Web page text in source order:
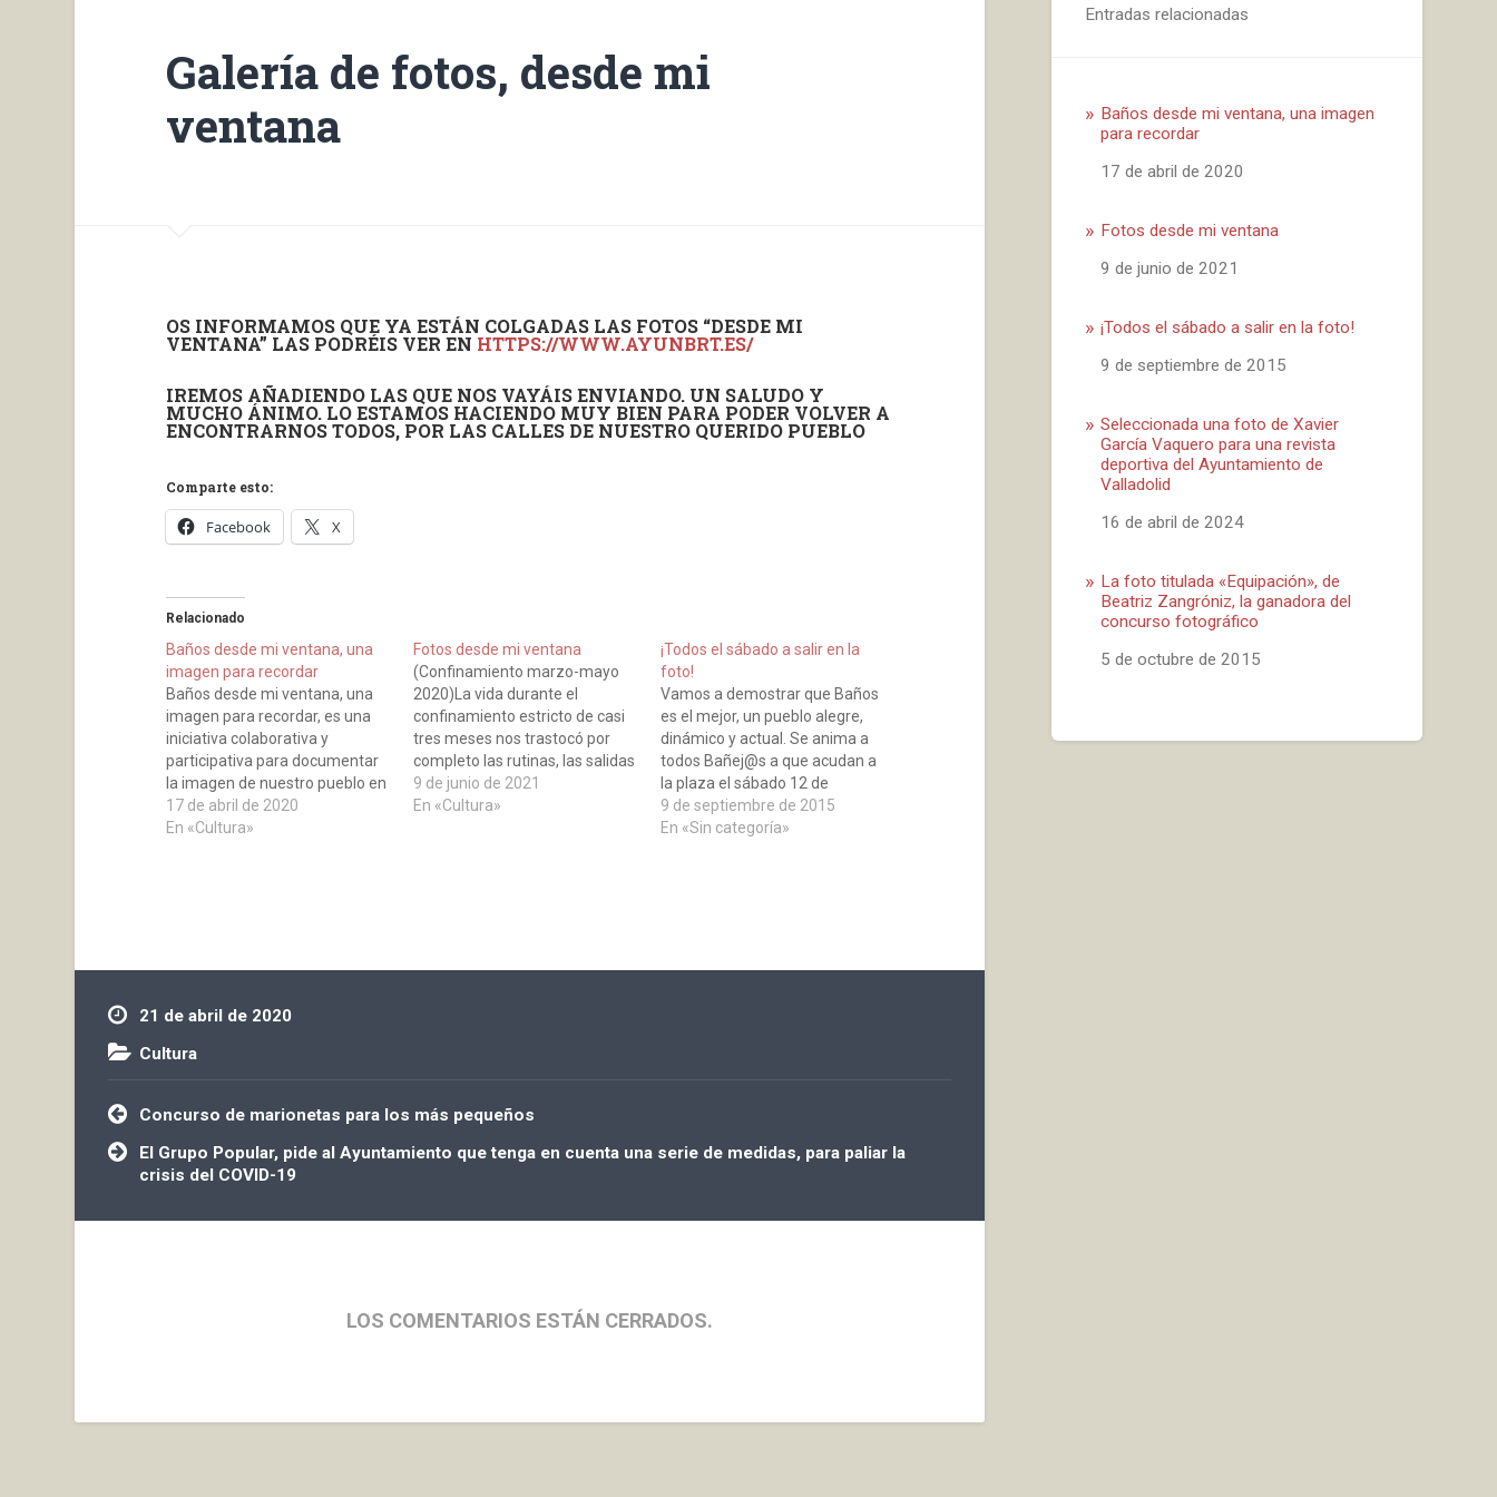
Galería de fotos, desde mi
ventana
OS INFORMAMOS QUE YA ESTÁN COLGADAS LAS FOTOS “DESDE MI
VENTANA” LAS PODRÉIS VER EN HTTPS://WWW.AYUNBRT.ES/
IREMOS AÑADIENDO LAS QUE NOS VAYÁIS ENVIANDO. UN SALUDO Y
MUCHO ÁNIMO. LO ESTAMOS HACIENDO MUY BIEN PARA PODER VOLVER A
ENCONTRARNOS TODOS, POR LAS CALLES DE NUESTRO QUERIDO PUEBLO
Comparte esto:
Facebook X
Relacionado
Baños desde mi ventana, una
imagen para recordar
Baños desde mi ventana, una
imagen para recordar, es una
iniciativa colaborativa y
participativa para documentar
la imagen de nuestro pueblo en
la situación que estamos
afrontando esta primavera de
17 de abril de 2020
En «Cultura»
Fotos desde mi ventana
(Confinamiento marzo-mayo
2020)La vida durante el
confinamiento estricto de casi
tres meses nos trastocó por
completo las rutinas, las salidas
con amigos, las reuniones
familiares se pararon de
9 de junio de 2021
En «Cultura»
¡Todos el sábado a salir en la
foto!
Vamos a demostrar que Baños
es el mejor, un pueblo alegre,
dinámico y actual. Se anima a
todos Bañej@s a que acudan a
la plaza el sábado 12 de
septiembre a las 13:30 horas
para realizar la foto del
9 de septiembre de 2015
En «Sin categoría»
21 de abril de 2020
Cultura
Navegación
de
entradas
Concurso de marionetas para los más pequeños
El Grupo Popular, pide al Ayuntamiento que tenga en cuenta una serie de medidas, para paliar la
crisis del COVID-19
LOS COMENTARIOS ESTÁN CERRADOS.
Entradas relacionadas
Baños desde mi ventana, una imagen
para recordar
Fecha
17 de abril de 2020
Fotos desde mi ventana
Fecha
9 de junio de 2021
¡Todos el sábado a salir en la foto!
Fecha
9 de septiembre de 2015
Seleccionada una foto de Xavier
García Vaquero para una revista
deportiva del Ayuntamiento de
Valladolid
Fecha
16 de abril de 2024
La foto titulada «Equipación», de
Beatriz Zangróniz, la ganadora del
concurso fotográfico
Fecha
5 de octubre de 2015